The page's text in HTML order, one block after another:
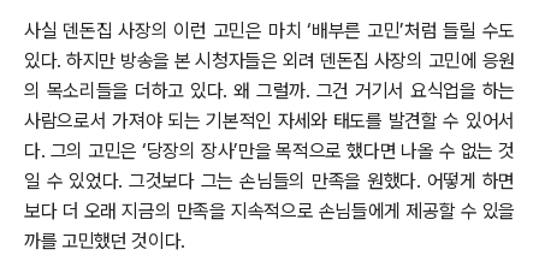
사실 덴돈집 사장의 이런 고민은 마치 ‘배부른 고민’처럼 들릴 수도
있다. 하지만 방송을 본 시청자들은 외려 덴돈집 사장의 고민에 응원
의 목소리들을 더하고 있다. 왜 그럴까. 그건 거기서 요식업을 하는
사람으로서 가져야 되는 기본적인 자세와 태도를 발견할 수 있어서
다. 그의 고민은 ‘당장의 장사’만을 목적으로 했다면 나올 수 없는 것
일 수 있었다. 그것보다 그는 손님들의 만족을 원했다. 어떻게 하면
보다 더 오래 지금의 만족을 지속적으로 손님들에게 제공할 수 있을
까를 고민했던 것이다.